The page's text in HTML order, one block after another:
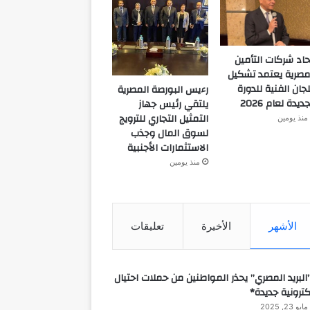
شركات التأمين
يعتمد تشكيل
الفنية للدورة
لعام 2026
منذ يومين
رءيس البورصة المصرية
يلتقي رئيس جهاز
التمثيل التجاري للترويج
لسوق المال وجذب
الاستثمارات الأجنبية
منذ يومين
الأشهر الأخيرة تعليقات
المصري” يحذر المواطنين من حملات احتيال
جديدة*
مايو 23, 2025